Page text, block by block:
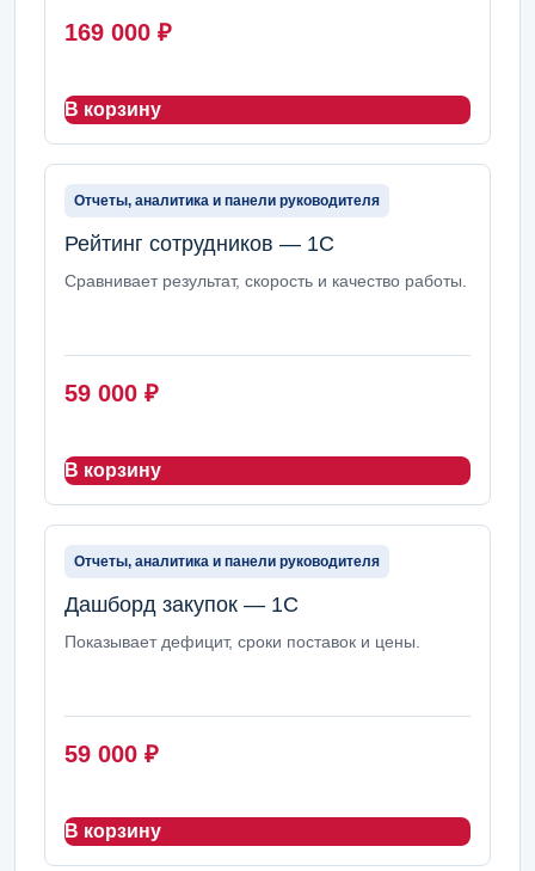
169 000 ₽
В корзину
Отчеты, аналитика и панели руководителя
Рейтинг сотрудников — 1С
Сравнивает результат, скорость и качество работы.
59 000 ₽
В корзину
Отчеты, аналитика и панели руководителя
Дашборд закупок — 1С
Показывает дефицит, сроки поставок и цены.
59 000 ₽
В корзину